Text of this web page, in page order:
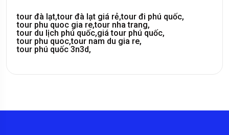
tour đà lạt,tour đà lạt giá rẻ,tour đi phú quốc,
tour phu quoc gia re,tour nha trang,
tour du lịch phú quốc,giá tour phú quốc,
tour phu quoc,tour nam du gia re,
tour phú quốc 3n3d,